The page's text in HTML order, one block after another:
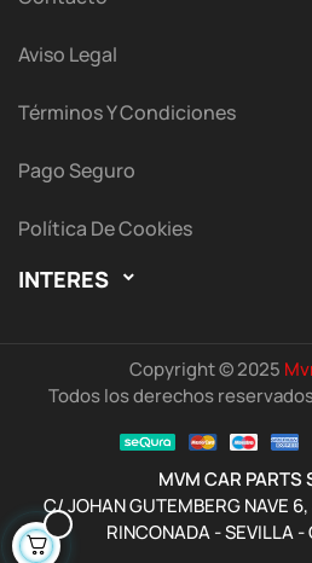
Aviso Legal
Términos Y Condiciones
Pago Seguro
Política De Cookies
INTERES 
Copyright © 2025
Todos los derechos
MVM CAR PARTS
C/ JOHAN GUTEMBERG NAVE
RINCONADA - SEVILLA